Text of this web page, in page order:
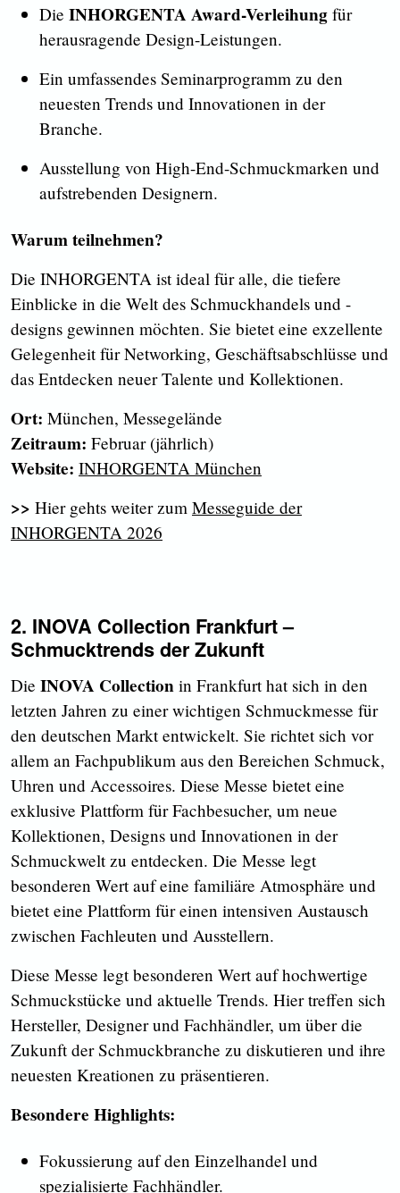
Die INHORGENTA Award-Verleihung für
herausragende Design-Leistungen.
Ein umfassendes Seminarprogramm zu den
neuesten Trends und Innovationen in der
Branche.
Ausstellung von High-End-Schmuckmarken und
aufstrebenden Designern.
Warum teilnehmen?
Die INHORGENTA ist ideal für alle, die tiefere
Einblicke in die Welt des Schmuckhandels und -
designs gewinnen möchten. Sie bietet eine exzellente
Gelegenheit für Networking, Geschäftsabschlüsse und
das Entdecken neuer Talente und Kollektionen.
Ort: München, Messegelände
Zeitraum: Februar (jährlich)
Website: INHORGENTA München
>> Hier gehts weiter zum Messeguide der
INHORGENTA 2026
2. INOVA Collection Frankfurt –
Schmucktrends der Zukunft
Die INOVA Collection in Frankfurt hat sich in den
letzten Jahren zu einer wichtigen Schmuckmesse für
den deutschen Markt entwickelt. Sie richtet sich vor
allem an Fachpublikum aus den Bereichen Schmuck,
Uhren und Accessoires. Diese Messe bietet eine
exklusive Plattform für Fachbesucher, um neue
Kollektionen, Designs und Innovationen in der
Schmuckwelt zu entdecken. Die Messe legt
besonderen Wert auf eine familiäre Atmosphäre und
bietet eine Plattform für einen intensiven Austausch
zwischen Fachleuten und Ausstellern.
Diese Messe legt besonderen Wert auf hochwertige
Schmuckstücke und aktuelle Trends. Hier treffen sich
Hersteller, Designer und Fachhändler, um über die
Zukunft der Schmuckbranche zu diskutieren und ihre
neuesten Kreationen zu präsentieren.
Besondere Highlights:
Fokussierung auf den Einzelhandel und
spezialisierte Fachhändler.